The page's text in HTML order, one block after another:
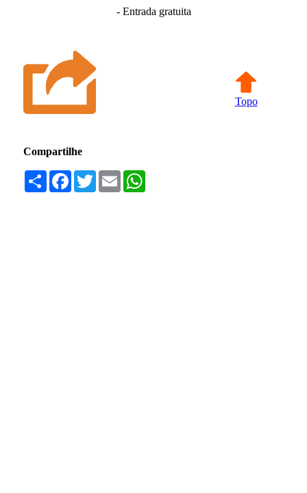
- Entrada gratuita
Topo
Compartilhe
Compartilhar
Facebook
TwitterEmail